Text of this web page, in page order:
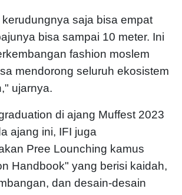
saja bisa empat
bisa sampai 10 meter. Ini
fashion moslem
mendorong seluruh ekosistem
ujarnya.
di ajang Muffest 2023
ajang ini, IFI juga
Pree Lounching kamus
Handbook" yang berisi kaidah,
dan desain-desain